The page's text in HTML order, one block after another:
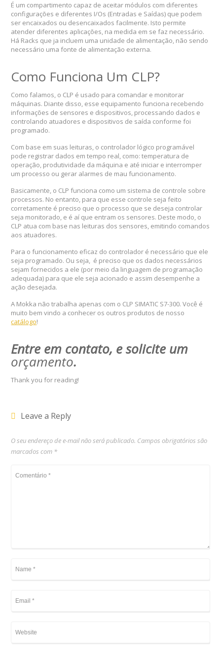
É um compartimento capaz de aceitar módulos com diferentes
configurações e diferentes I/Os (Entradas e Saídas) que podem
ser encaixados ou desencaixados facilmente. Isto permite
atender diferentes aplicações, na medida em se faz necessário.
Há Racks que ja incluem uma unidade de alimentação, não sendo
necessário uma fonte de alimentação externa.
Como Funciona Um CLP?
Como falamos, o CLP é usado para comandar e monitorar
máquinas. Diante disso, esse equipamento funciona recebendo
informações de sensores e dispositivos, processando dados e
controlando atuadores e dispositivos de saída conforme foi
programado.
Com base em suas leituras, o controlador lógico programável
pode registrar dados em tempo real, como: temperatura de
operação, produtividade da máquina e até iniciar e interromper
um processo ou gerar alarmes de mau funcionamento.
Basicamente, o CLP funciona como um sistema de controle sobre
processos. No entanto, para que esse controle seja feito
corretamente é preciso que o processo que se deseja controlar
seja monitorado, e é aí que entram os sensores. Deste modo, o
CLP atua com base nas leituras dos sensores, emitindo comandos
aos atuadores.
Para o funcionamento eficaz do controlador é necessário que ele
seja programado. Ou seja, é preciso que os dados necessários
sejam fornecidos a ele (por meio da linguagem de programação
adequada) para que ele seja acionado e assim desempenhe a
ação desejada.
A Mokka não trabalha apenas com o CLP SIMATIC S7-300. Você é
muito bem vindo a conhecer os outros produtos de nosso
catálogo!
Entre em contato, e solicite um
orçamento.
Thank you for reading!
Leave a Reply
O seu endereço de e-mail não será publicado. Campos obrigatórios são
marcados com *